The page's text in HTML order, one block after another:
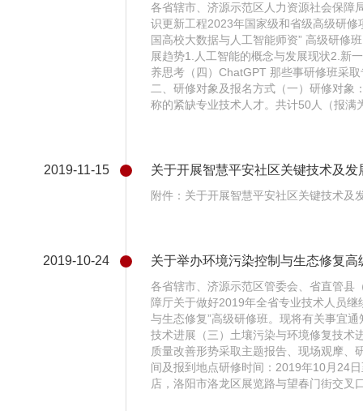
各省辖市、济源示范区人力资源社会保障
识更新工程2023年国家级和省级高级研
国高校大数据与人工智能师资” 高级研修
展趋势1.人工智能的概念与发展现状2.新
养思考（四）ChatGPT 那些事研修班采
二、研修对象及报名方式（一）研修对象
称的紧缺专业技术人才。共计50人（报满
2019-11-15 关于开展智慧平安社区关键技术及
附件：关于开展智慧平安社区关键技术及
2019-10-24 关于举办环境污染控制与生态修复高
各省辖市、济源示范区管委会、省直管县
障厅关于做好2019年全省专业技术人员
与生态修复”高级研修班。现将有关事宜
技术进展（三）土壤污染与环境修复技术
质量改善形势采取主题报告、现场观摩、
间及报到地点研修时间：2019年10月24
店，洛阳市洛龙区展览路与望春门街交叉